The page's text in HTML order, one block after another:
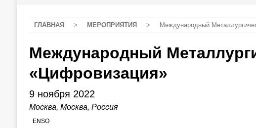
ГЛАВНАЯ > МЕРОПРИЯТИЯ > Международный
Международный
«Цифровизация»
9 ноября 2022
Москва, Москва, Россия
ENSO